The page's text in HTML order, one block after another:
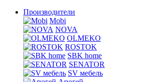
Производители
Mobi
NOVA
OLMEKO
ROSTOK
SBK home
SENATOR
SV мебель